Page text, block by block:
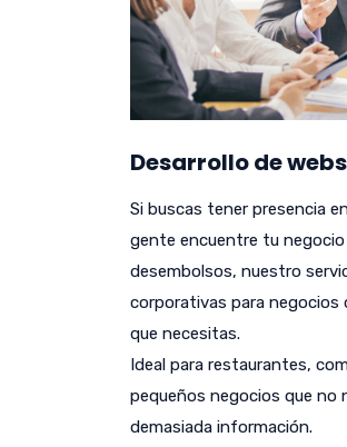
Desarrollo de
Si buscas tener presencia
gente encuentre tu
desembolsos, nuestro
corporativas para negocios
que necesitas.
Ideal para restaurantes,
pequeños negocios que no
demasiada información.